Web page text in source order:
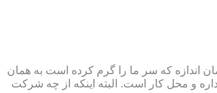
اندازه که سر ما را گرم کرده است به همان
و محل کار است. البته اینکه از چه شرکت